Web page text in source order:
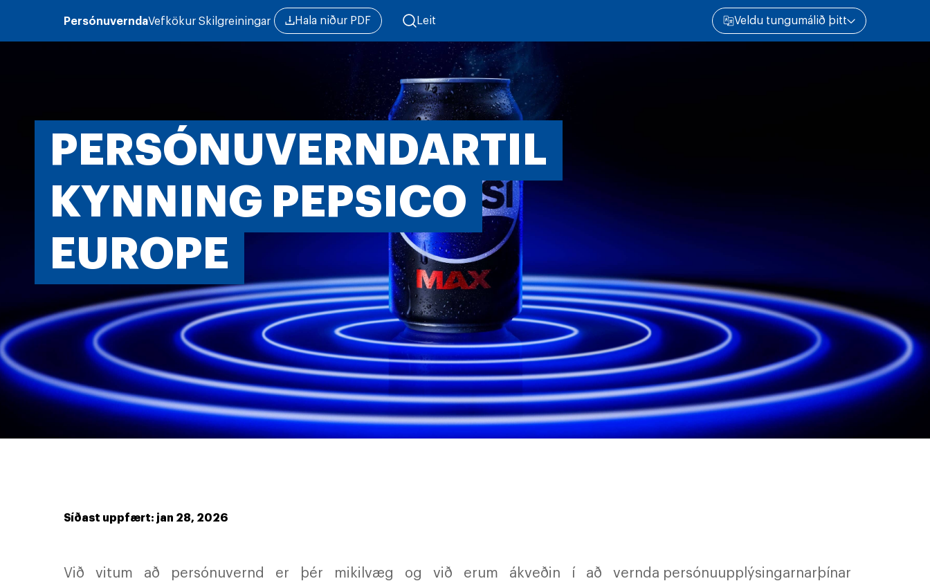
PersónuverndaVefkökur Skilgreiningar Hala niður PDF Leit Veldu tungumálið þitt
PERSÓNUVERNDARTIL
KYNNING PEPSICO
EUROPE
Síðast uppfært: jan 28, 2026
Við vitum að persónuvernd er þér mikilvæg og við erum ákveðin í að vernda persónuupplýsingarnarþínar